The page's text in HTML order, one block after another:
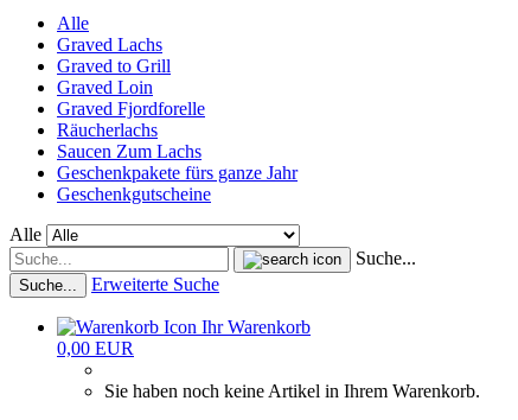
Alle
Graved Lachs
Graved to Grill
Graved Loin
Graved Fjordforelle
Räucherlachs
Saucen Zum Lachs
Geschenkpakete fürs ganze Jahr
Geschenkgutscheine
Alle
Suche...
Suche... Erweiterte Suche
Ihr Warenkorb
0,00 EUR
Sie haben noch keine Artikel in Ihrem Warenkorb.